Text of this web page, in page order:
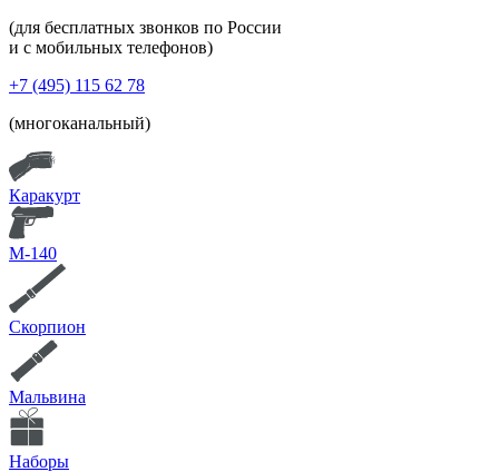
(для бесплатных звонков по России
и с мобильных телефонов)
+7 (495) 115 62 78
(многоканальный)
Каракурт
М-140
Скорпион
Мальвина
Наборы